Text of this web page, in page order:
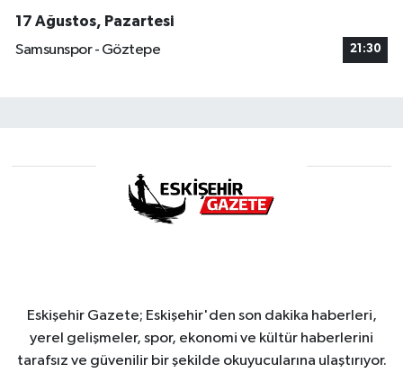
17 Ağustos, Pazartesi
Samsunspor - Göztepe
21:30
Eskişehir Gazete; Eskişehir'den son dakika haberleri,
yerel gelişmeler, spor, ekonomi ve kültür haberlerini
tarafsız ve güvenilir bir şekilde okuyucularına ulaştırıyor.